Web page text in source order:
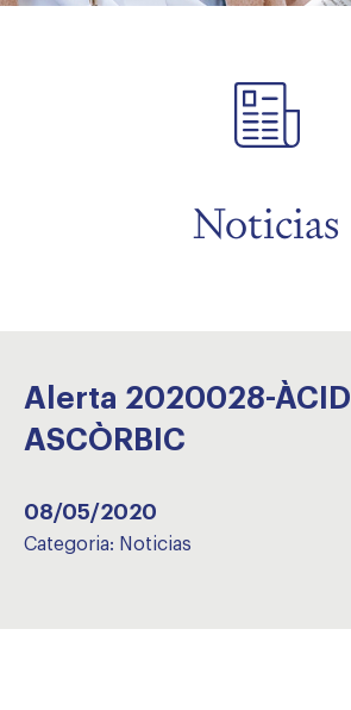
Noticias
Alerta 2020028-ÀCID
ASCÒRBIC
08/05/2020
Categoria: Noticias